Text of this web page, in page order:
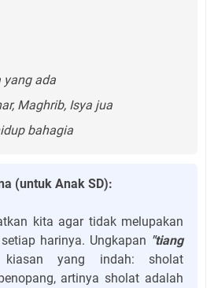
yang ada
Maghrib, Isya jua
bahagia
(untuk Anak SD):
kita agar tidak melupakan
harinya. Ungkapan "tiang
yang indah: sholat
artinya sholat adalah